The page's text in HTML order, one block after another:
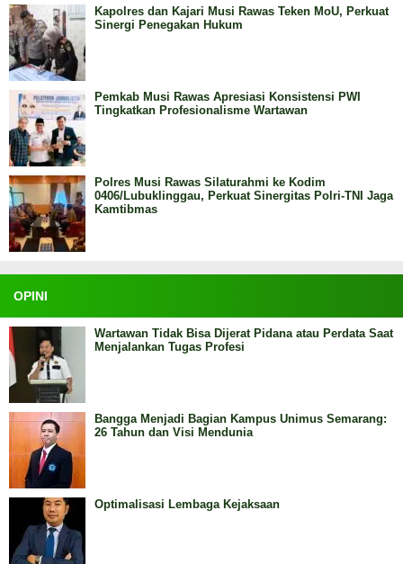
Kapolres dan Kajari Musi Rawas Teken MoU, Perkuat
Sinergi Penegakan Hukum
Pemkab Musi Rawas Apresiasi Konsistensi PWI
Tingkatkan Profesionalisme Wartawan
Polres Musi Rawas Silaturahmi ke Kodim
0406/Lubuklinggau, Perkuat Sinergitas Polri-TNI Jaga
Kamtibmas
OPINI
Wartawan Tidak Bisa Dijerat Pidana atau Perdata Saat
Menjalankan Tugas Profesi
Bangga Menjadi Bagian Kampus Unimus Semarang:
26 Tahun dan Visi Mendunia
Optimalisasi Lembaga Kejaksaan